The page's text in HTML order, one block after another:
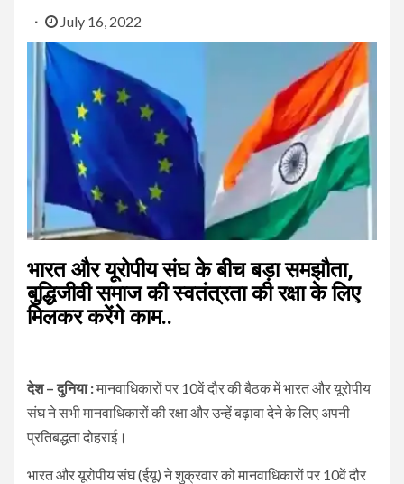
July 16, 2022
भारत और यूरोपीय संघ के बीच बड़ा समझौता,
बुद्धिजीवी समाज की स्वतंत्रता की रक्षा के लिए
मिलकर करेंगे काम..
देश – दुनिया :मानवाधिकारों पर 10वें दौर की बैठक में भारत और यूरोपीय
संघ ने सभी मानवाधिकारों की रक्षा और उन्हें बढ़ावा देने के लिए अपनी
प्रतिबद्धता दोहराई।
भारत और यूरोपीय संघ (ईयू) ने शुक्रवार को मानवाधिकारों पर 10वें दौर